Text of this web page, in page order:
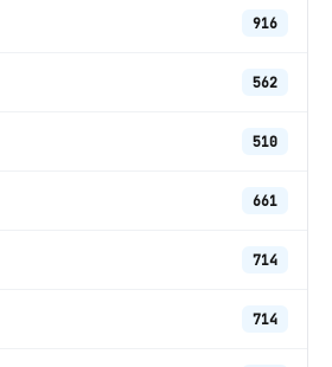
916
562
510
661
714
714